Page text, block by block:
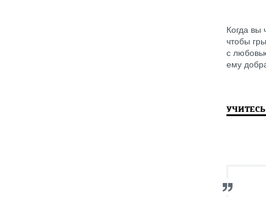
Когда вы
чтобы
с
ему